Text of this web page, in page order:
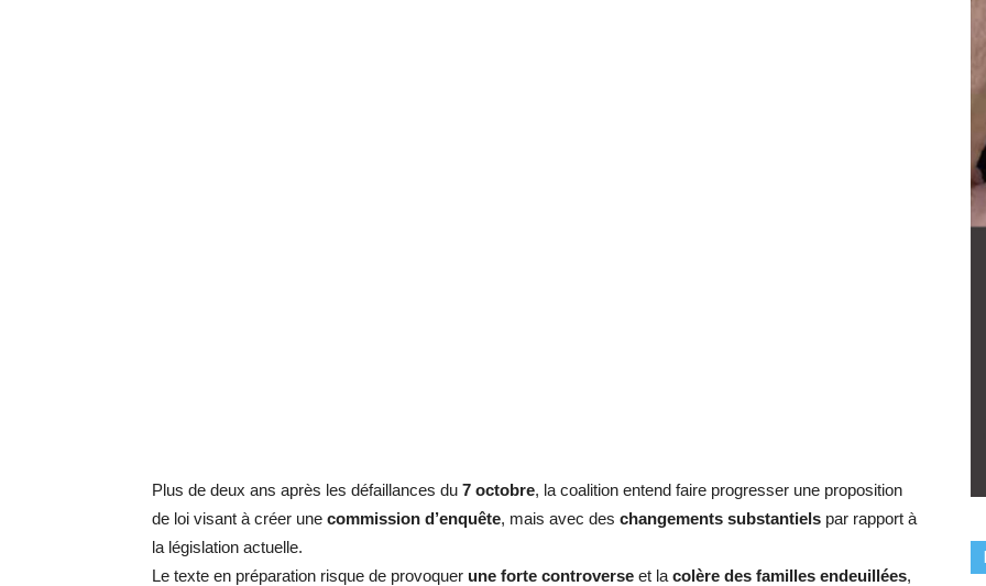
Plus de deux ans après les défaillances du 7 octobre, la coalition entend faire progresser une proposition
de loi visant à créer une commission d’enquête, mais avec des changements substantiels par rapport à
la législation actuelle.
Le texte en préparation risque de provoquer une forte controverse et la colère des familles endeuillées,